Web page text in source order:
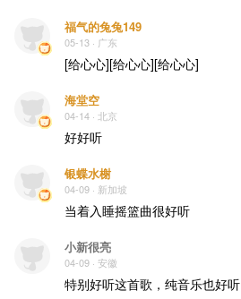
福气的兔兔149
05-13 · 广东
[给心心][给心心][给心心]
海堂空
04-14 · 北京
好好听
银蝶水榭
04-09 · 新加坡
当着入睡摇篮曲很好听
小新很亮
04-09 · 安徽
特别好听这首歌，纯音乐也好听